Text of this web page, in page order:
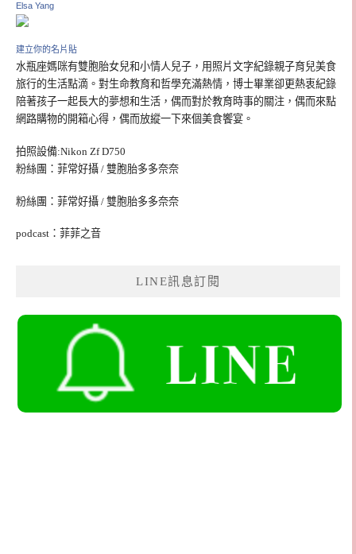
Elsa Yang
建立你的名片貼
水瓶座媽咪有雙胞胎女兒和小情人兒子，用照片文字紀錄親子育兒美食
旅行的生活點滴。對生命教育和哲學充滿熱情，博士畢業卻更熱衷紀錄
陪著孩子一起長大的夢想和生活，偶而對於教育時事的關注，偶而來點
網路購物的開箱心得，偶而放縱一下來個美食饗宴。
拍照設備:Nikon Zf D750
粉絲團：菲常好攝 / 雙胞胎多多奈奈
粉絲團：菲常好攝 / 雙胞胎多多奈奈
podcast：菲菲之音
LINE訊息訂閱